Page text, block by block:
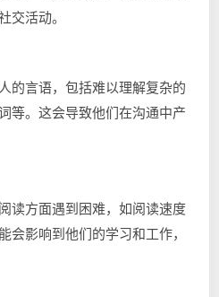
交活动。
的言语，包括难以理解复杂的
等。这会导致他们在沟通中产
读方面遇到困难，如阅读速度
会影响到他们的学习和工作，